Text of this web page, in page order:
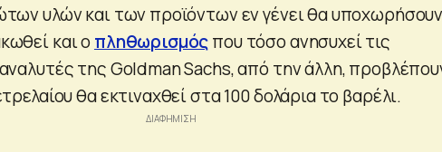
υλών και των προϊόντων εν γένει θα
και οπληθωρισμόςπου τόσο ανησυχεί τις
της Goldman Sachs, από την άλλη,
θα εκτιναχθεί στα 100 δολάρια το βαρέλι.